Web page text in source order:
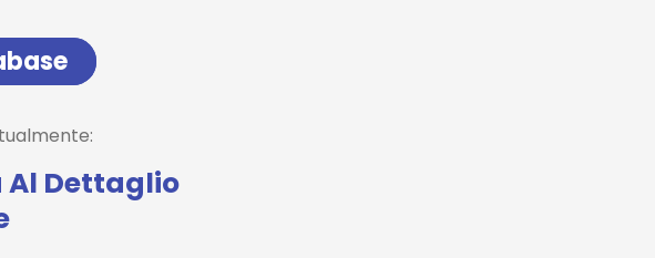
Dettaglio